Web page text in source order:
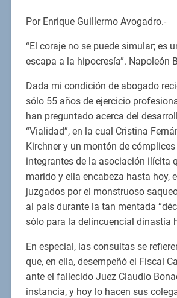
Por Enrique Guillermo Avogadro.-
“El coraje no se puede simular; es
escapa a la hipocresía”. Napoleón
Dada mi condición de abogado
sólo 55 años de ejercicio
han preguntado acerca del
“Vialidad”, en la cual Cristina
Kirchner y un montón de
integrantes de la asociación ilícita
marido y ella encabeza hasta hoy,
juzgados por el monstruoso
al país durante la tan mentada
sólo para la delincuencial dinastía
En especial, las consultas se
que, en ella, desempeñó el Fiscal
ante el fallecido Juez Claudio
instancia, y hoy lo hacen sus